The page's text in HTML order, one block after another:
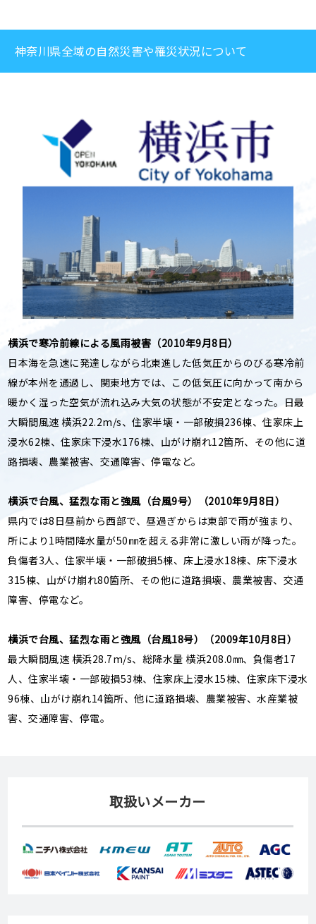
神奈川県全域の自然災害や罹災状況について
横浜で寒冷前線による風雨被害（2010年9月8日）
日本海を急速に発達しながら北東進した低気圧からのびる寒冷前
線が本州を通過し、関東地方では、この低気圧に向かって南から
暖かく湿った空気が流れ込み大気の状態が不安定となった。日最
大瞬間風速 横浜22.2m/s、住家半壊・一部破損236棟、住家床上
浸水62棟、住家床下浸水176棟、山がけ崩れ12箇所、その他に道
路損壊、農業被害、交通障害、停電など。
横浜で台風、猛烈な雨と強風（台風9号）（2010年9月8日）
県内では8日昼前から西部で、昼過ぎからは東部で雨が強まり、
所により1時間降水量が50㎜を超える非常に激しい雨が降った。
負傷者3人、住家半壊・一部破損5棟、床上浸水18棟、床下浸水
315棟、山がけ崩れ80箇所、その他に道路損壊、農業被害、交通
障害、停電など。
横浜で台風、猛烈な雨と強風（台風18号）（2009年10月8日）
最大瞬間風速 横浜28.7m/s、総降水量 横浜208.0㎜、負傷者17
人、住家半壊・一部破損53棟、住家床上浸水15棟、住家床下浸水
96棟、山がけ崩れ14箇所、他に道路損壊、農業被害、水産業被
害、交通障害、停電。
取扱いメーカー